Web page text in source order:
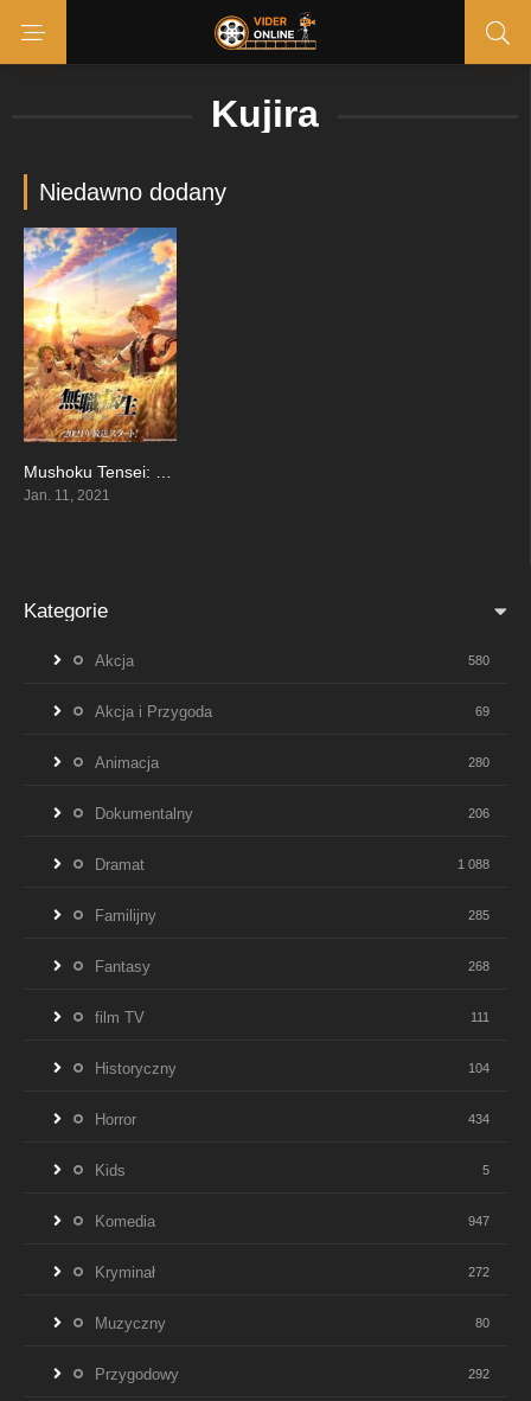
Kujira
Niedawno dodany
8.646
Jan. 11, 2021
Kategorie
Akcja 580
Akcja i Przygoda 69
Animacja 280
Dokumentalny 206
Dramat 1 088
Familijny 285
Fantasy 268
film TV 111
Historyczny 104
Horror 434
Kids 5
Komedia 947
Kryminał 272
Muzyczny 80
Przygodowy 292